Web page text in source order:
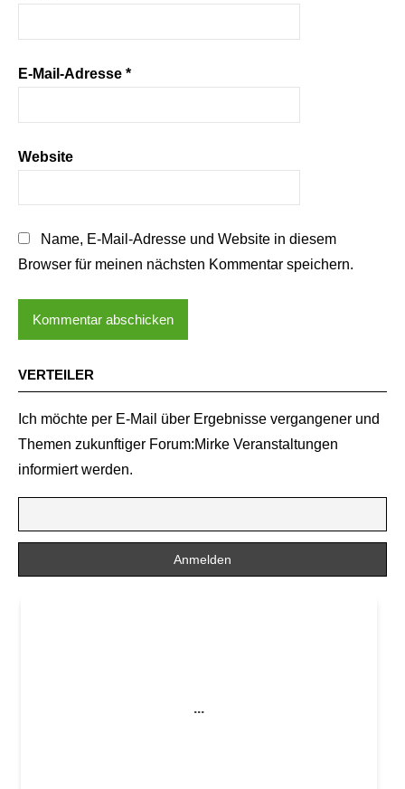
E-Mail-Adresse *
Website
Name, E-Mail-Adresse und Website in diesem
Browser für meinen nächsten Kommentar speichern.
VERTEILER
Ich möchte per E-Mail über Ergebnisse vergangener und
Themen zukunftiger Forum:Mirke Veranstaltungen
informiert werden.